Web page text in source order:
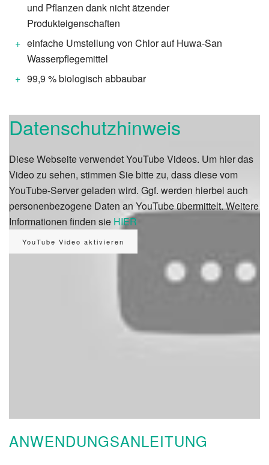
und Pflanzen dank nicht ätzender
Produkteigenschaften
einfache Umstellung von Chlor auf Huwa-San
Wasserpflegemittel
99,9 % biologisch abbaubar
Datenschutzhinweis
Diese Webseite verwendet YouTube Videos. Um hier das
Video zu sehen, stimmen Sie bitte zu, dass diese vom
YouTube-Server geladen wird. Ggf. werden hierbei auch
personenbezogene Daten an YouTube übermittelt. Weitere
Informationen finden sie HIER
ANWENDUNGSANLEITUNG